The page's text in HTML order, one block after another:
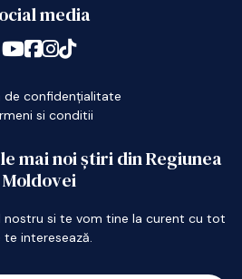
media
de confidențialitate
si conditii
mai noi știri din Regiunea
Moldovei
si te vom tine la curent cu tot
te interesează.